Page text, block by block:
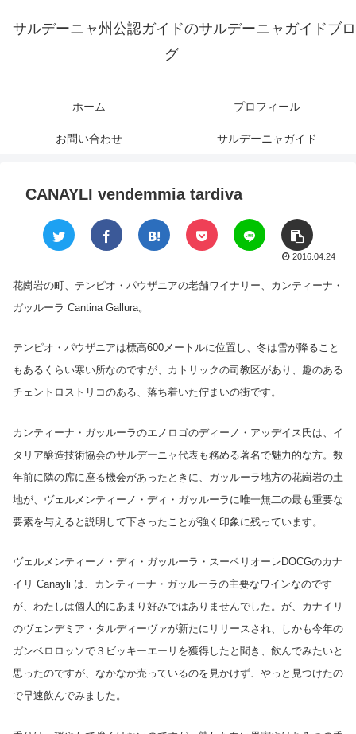
サルデーニャ州公認ガイドのサルデーニャガイドブロ
グ
ホーム プロフィール
お問い合わせ サルデーニャガイド
CANAYLI vendemmia tardiva
2016.04.24
花崗岩の町、テンピオ・パウザニアの老舗ワイナリー、カンティーナ・
ガッルーラ Cantina Gallura。
テンピオ・パウザニアは標高600メートルに位置し、冬は雪が降ること
もあるくらい寒い所なのですが、カトリックの司教区があり、趣のある
チェントロストリコのある、落ち着いた佇まいの街です。
カンティーナ・ガッルーラのエノロゴのディーノ・アッデイス氏は、イ
タリア醸造技術協会のサルデーニャ代表も務める著名で魅力的な方。数
年前に隣の席に座る機会があったときに、ガッルーラ地方の花崗岩の土
地が、ヴェルメンティーノ・ディ・ガッルーラに唯一無二の最も重要な
要素を与えると説明して下さったことが強く印象に残っています。
ヴェルメンティーノ・ディ・ガッルーラ・スーペリオーレDOCGのカナ
イリ Canayli は、カンティーナ・ガッルーラの主要なワインなのです
が、わたしは個人的にあまり好みではありませんでした。が、カナイリ
のヴェンデミア・タルディーヴァが新たにリリースされ、しかも今年の
ガンベロロッソで３ビッキーエーリを獲得したと聞き、飲んでみたいと
思ったのですが、なかなか売っているのを見かけず、やっと見つけたの
で早速飲んでみました。